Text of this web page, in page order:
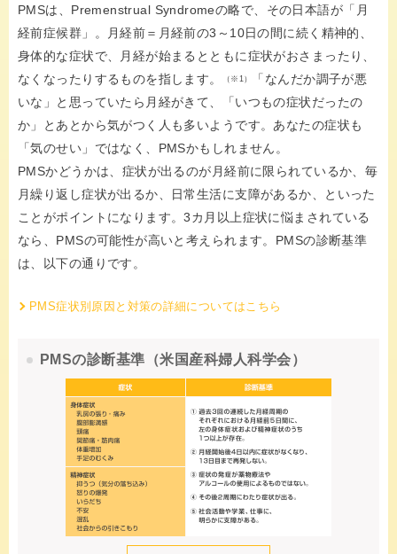
PMSは、Premenstrual Syndromeの略で、その日本語が「月
経前症候群」。月経前＝月経前の3～10日の間に続く精神的、
身体的な症状で、月経が始まるとともに症状がおさまったり、
なくなったりするものを指します。
（※1）
「なんだか調子が悪
いな」と思っていたら月経がきて、「いつもの症状だったの
か」とあとから気がつく人も多いようです。あなたの症状も
「気のせい」ではなく、PMSかもしれません。
PMSかどうかは、症状が出るのが月経前に限られているか、毎
月繰り返し症状が出るか、日常生活に支障があるか、といった
ことがポイントになります。3カ月以上症状に悩まされている
なら、PMSの可能性が高いと考えられます。PMSの診断基準
は、以下の通りです。
PMS症状別原因と対策の詳細についてはこちら
PMSの診断基準（米国産科婦人科学会）